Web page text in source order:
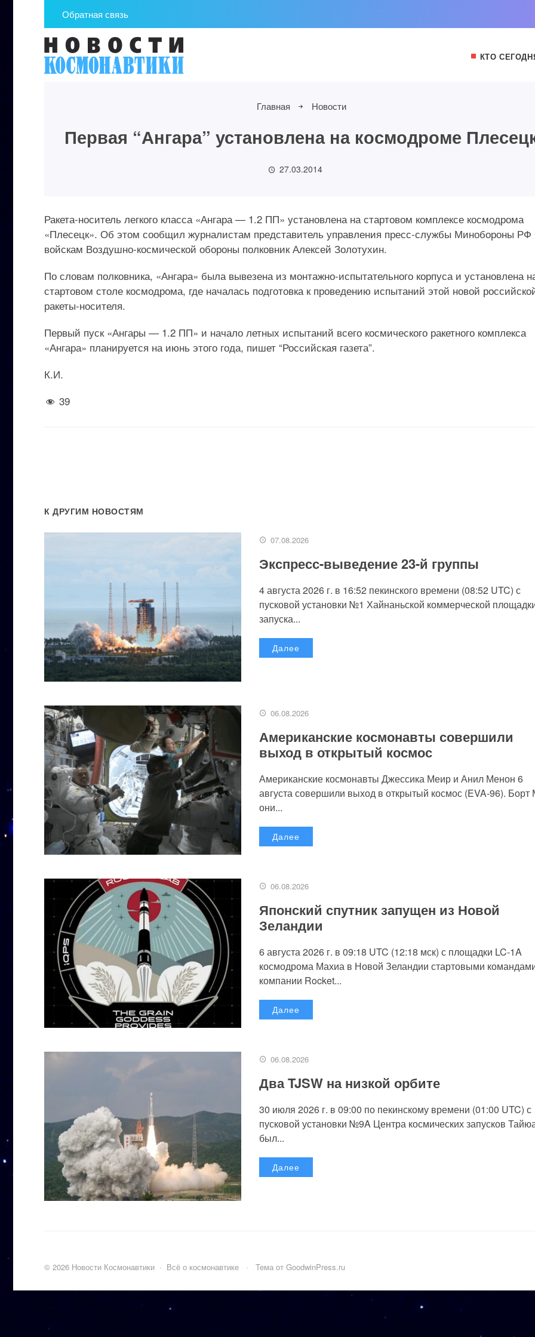
Обратная связь
КТО
Главная Новости
Первая “Ангара” установлена на космодроме
27.03.2014
Ракета-носитель легкого класса «Ангара — 1.2 ПП» установлена на стартовом комплексе космодрома
«Плесецк». Об этом сообщил журналистам представитель управления пресс-службы Минобороны РФ
войскам Воздушно-космической обороны полковник Алексей Золотухин.
По словам полковника, «Ангара» была вывезена из монтажно-испытательного корпуса и установлена
стартовом столе космодрома, где началась подготовка к проведению испытаний этой новой
ракеты-носителя.
Первый пуск «Ангары — 1.2 ПП» и начало летных испытаний всего космического ракетного комплекса
«Ангара» планируется на июнь этого года, пишет “Российская газета”.
К.И.
39
К ДРУГИМ НОВОСТЯМ
07.08.2026
Экспресс-выведение 23-й группы
4 августа 2026 г. в 16:52 пекинского времени (08:52 UTC) с
пусковой установки №1 Хайнаньской коммерческой
запуска...
Далее
06.08.2026
Американские космонавты совершили
выход в открытый космос
Американские космонавты Джессика Меир и Анил Менон 6
августа совершили выход в открытый космос (EVA-96).
они...
Далее
06.08.2026
Японский спутник запущен из Новой
Зеландии
6 августа 2026 г. в 09:18 UTC (12:18 мск) с площадки LC-1A
космодрома Махиа в Новой Зеландии стартовыми
компании Rocket...
Далее
06.08.2026
Два TJSW на низкой орбите
30 июля 2026 г. в 09:00 по пекинскому времени (01:00 UTC) с
пусковой установки №9A Центра космических запусков
был...
Далее
© 2026 Новости Космонавтики · Всё о космонавтике · Тема от GoodwinPress.ru